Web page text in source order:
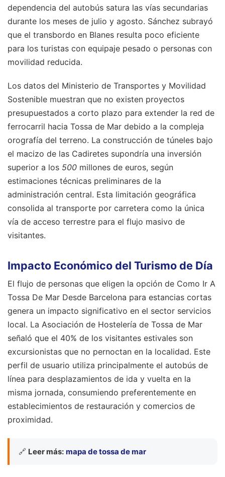
dependencia del autobús satura las vías secundarias
durante los meses de julio y agosto. Sánchez subrayó
que el transbordo en Blanes resulta poco eficiente
para los turistas con equipaje pesado o personas con
movilidad reducida.
Los datos del Ministerio de Transportes y Movilidad
Sostenible muestran que no existen proyectos
presupuestados a corto plazo para extender la red de
ferrocarril hacia Tossa de Mar debido a la compleja
orografía del terreno. La construcción de túneles bajo
el macizo de las Cadiretes supondría una inversión
superior a los 500 millones de euros, según
estimaciones técnicas preliminares de la
administración central. Esta limitación geográfica
consolida al transporte por carretera como la única
vía de acceso terrestre para el flujo masivo de
visitantes.
Impacto Económico del Turismo de Día
El flujo de personas que eligen la opción de Como Ir A
Tossa De Mar Desde Barcelona para estancias cortas
genera un impacto significativo en el sector servicios
local. La Asociación de Hostelería de Tossa de Mar
señaló que el 40% de los visitantes estivales son
excursionistas que no pernoctan en la localidad. Este
perfil de usuario utiliza principalmente el autobús de
línea para desplazamientos de ida y vuelta en la
misma jornada, consumiendo preferentemente en
establecimientos de restauración y comercios de
proximidad.
🔗 Leer más: mapa de tossa de mar